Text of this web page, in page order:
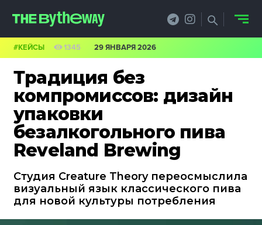
Традиция без
компромиссов: дизайн
упаковки
безалкогольного пива
Reveland Brewing
Студия Creature Theory переосмыслила
визуальный язык классического пива
для новой культуры потребления
#КЕЙСЫ 1345 29 ЯНВАРЯ 2026
НОВОСТИ
PRO.ОБЗОР
ФИЛОСОФИЯ
КРЕАТИВА
БИЗНЕС И
ТЕХНОЛОГИИ